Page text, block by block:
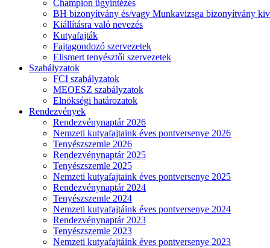
Champion ügyintézés
BH bizonyítvány és/vagy Munkavizsga bizonyítvány
Kiállításra való nevezés
Kutyafajták
Fajtagondozó szervezetek
Elismert tenyésztői szervezetek
Szabályzatok
FCI szabályzatok
MEOESZ szabályzatok
Elnökségi határozatok
Rendezvények
Rendezvénynaptár 2026
Nemzeti kutyafajtaink éves pontversenye 2026
Tenyészszemle 2026
Rendezvénynaptár 2025
Tenyészszemle 2025
Nemzeti kutyafajtaink éves pontversenye 2025
Rendezvénynaptár 2024
Tenyészszemle 2024
Nemzeti kutyafajtáink éves pontversenye 2024
Rendezvénynaptár 2023
Tenyészszemle 2023
Nemzeti kutyafajtáink éves pontversenye 2023